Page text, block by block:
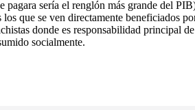
sería el renglón más grande del
que se ven directamente beneficiados
donde es responsabilidad principal
socialmente.